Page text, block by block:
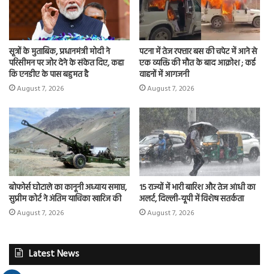
सूत्रों के मुताबिक, प्रधानमंत्री मोदी ने
परिसीमन पर जोर देने के संकेत दिए, कहा
कि एनडीए के पास बहुमत है
August 7, 2026
पटना में तेज रफ्तार बस की चपेट में आने से
एक व्यक्ति की मौत के बाद आक्रोश ; कई
वाहनों में आगजनी
August 7, 2026
बोफोर्स घोटाले का कानूनी अध्याय समाप्त,
सुप्रीम कोर्ट ने अंतिम याचिका खारिज की
August 7, 2026
15 राज्यों में भारी बारिश और तेज आंधी का
अलर्ट, दिल्ली-यूपी में विशेष सतर्कता
August 7, 2026
Latest News